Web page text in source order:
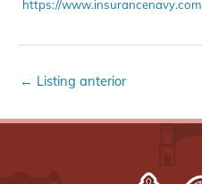
https://www.insurancenavy.com
← Listing anterior